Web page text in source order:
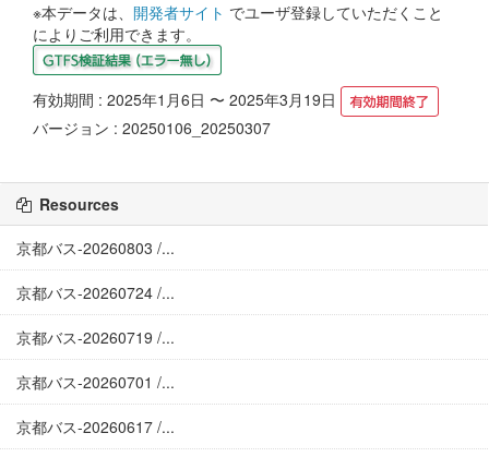
※本データは、 開発者サイト でユーザ登録していただくこと
によりご利用できます。
有効期間 : 2025年1月6日 〜 2025年3月19日
バージョン : 20250106_20250307
Resources
京都バス-20260803 /...
京都バス-20260724 /...
京都バス-20260719 /...
京都バス-20260701 /...
京都バス-20260617 /...